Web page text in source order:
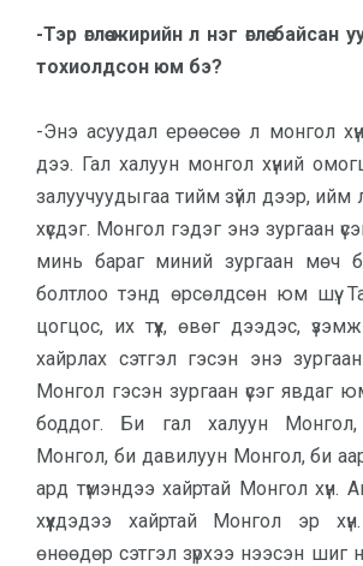
-Тэр өглөө жирийн л нэг өглөө
то­хиолд­сон юм бэ?
-Энэ асуудал ерөөсөө л монгол
дээ. Гал халуун монгол хүний
залуу­чуудыгаа тийм зүйл дээр, ийм
хүсдэг. Монгол гэдэг энэ зургаан
минь ба­раг миний зургаан мөч
болтлоо тэнд өрсөлдсөн юм шүү.
цогцос, их түүх, өвөг дээдэс,
хайрлах сэтгэл гэсэн энэ
Монгол гэсэн зургаан үсэг явдаг
боддог. Би гал халуун
Монгол, би дави­луун Монгол, би
ард түмэндээ хайртай Монгол хүн.
хүүхдэдээ хайртай Монгол эр
өнөөдөр сэтгэл зүрхээ нээсэн шиг